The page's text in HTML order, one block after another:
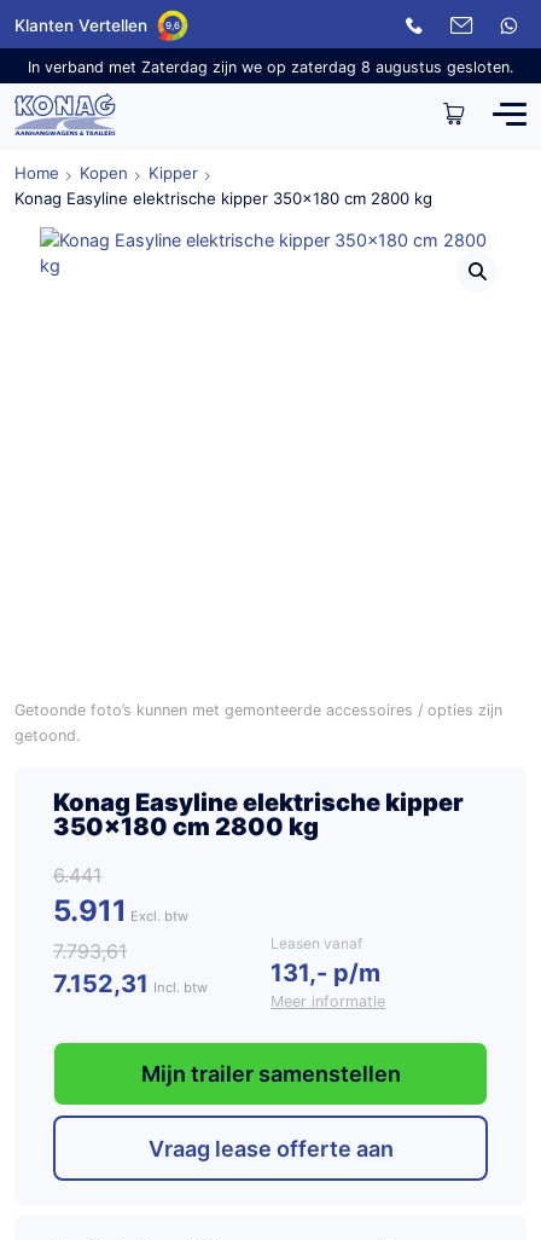
Klanten Vertellen 9,6
In verband met Zaterdag zijn we op zaterdag 8 augustus gesloten.
Home Kopen
Kipper
Konag Easyline elektrische kipper 350×180 cm 2800 kg
Getoonde foto’s kunnen met gemonteerde accessoires / opties zijn
getoond.
Konag Easyline elektrische kipper
350×180 cm 2800 kg
6.441
5.911
7.793,61
7.152,31 Incl. btw
Leasen vanaf
131,- p/m
Meer informatie
Mijn trailer samenstellen
Vraag lease offerte aan